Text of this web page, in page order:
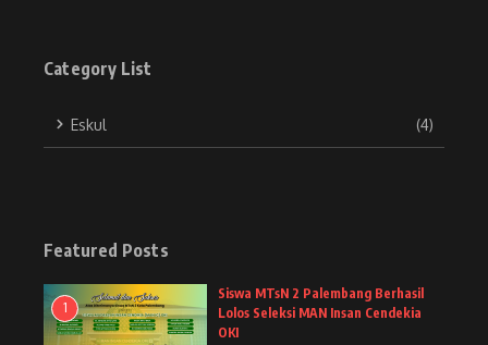
Category List
Eskul (4)
Featured Posts
1
Siswa MTsN 2 Palembang Berhasil
Lolos Seleksi MAN Insan Cendekia
OKI